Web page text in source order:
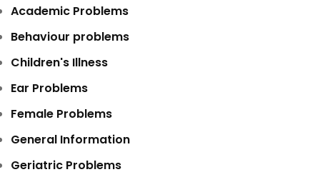
Academic Problems
Behaviour problems
Children's Illness
Ear Problems
Female Problems
General Information
Geriatric Problems